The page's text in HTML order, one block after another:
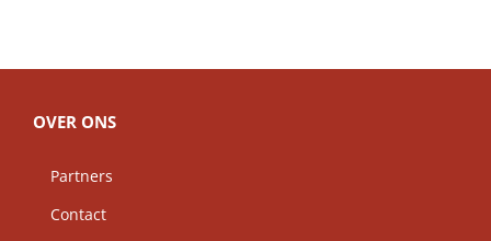
OVER ONS
Partners
Contact